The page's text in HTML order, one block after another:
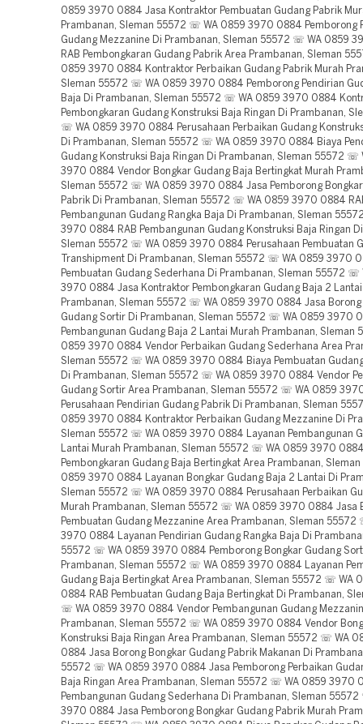
0859 3970 0884 Jasa Kontraktor Pembuatan Gudang Pabrik
Prambanan, Sleman 55572 ☏ WA 0859 3970 0884 Pemborong
Gudang Mezzanine Di Prambanan, Sleman 55572 ☏ WA 0859
RAB Pembongkaran Gudang Pabrik Area Prambanan, Sleman
0859 3970 0884 Kontraktor Perbaikan Gudang Pabrik Murah
Sleman 55572 ☏ WA 0859 3970 0884 Pemborong Pendirian
Baja Di Prambanan, Sleman 55572 ☏ WA 0859 3970 0884
Pembongkaran Gudang Konstruksi Baja Ringan Di Prambanan,
☏ WA 0859 3970 0884 Perusahaan Perbaikan Gudang
Di Prambanan, Sleman 55572 ☏ WA 0859 3970 0884 Biaya
Gudang Konstruksi Baja Ringan Di Prambanan, Sleman 55572 ☏
3970 0884 Vendor Bongkar Gudang Baja Bertingkat Murah
Sleman 55572 ☏ WA 0859 3970 0884 Jasa Pemborong
Pabrik Di Prambanan, Sleman 55572 ☏ WA 0859 3970 0884
Pembangunan Gudang Rangka Baja Di Prambanan, Sleman
3970 0884 RAB Pembangunan Gudang Konstruksi Baja Ringan
Sleman 55572 ☏ WA 0859 3970 0884 Perusahaan Pembuatan
Transhipment Di Prambanan, Sleman 55572 ☏ WA 0859 3970
Pembuatan Gudang Sederhana Di Prambanan, Sleman 55572 ☏
3970 0884 Jasa Kontraktor Pembongkaran Gudang Baja 2 Lantai
Prambanan, Sleman 55572 ☏ WA 0859 3970 0884 Jasa Borong
Gudang Sortir Di Prambanan, Sleman 55572 ☏ WA 0859 3970
Pembangunan Gudang Baja 2 Lantai Murah Prambanan, Sleman
0859 3970 0884 Vendor Perbaikan Gudang Sederhana Area
Sleman 55572 ☏ WA 0859 3970 0884 Biaya Pembuatan
Di Prambanan, Sleman 55572 ☏ WA 0859 3970 0884 Vendor
Gudang Sortir Area Prambanan, Sleman 55572 ☏ WA 0859
Perusahaan Pendirian Gudang Pabrik Di Prambanan, Sleman
0859 3970 0884 Kontraktor Perbaikan Gudang Mezzanine Di
Sleman 55572 ☏ WA 0859 3970 0884 Layanan Pembangunan
Lantai Murah Prambanan, Sleman 55572 ☏ WA 0859 3970
Pembongkaran Gudang Baja Bertingkat Area Prambanan,
0859 3970 0884 Layanan Bongkar Gudang Baja 2 Lantai Di
Sleman 55572 ☏ WA 0859 3970 0884 Perusahaan Perbaikan
Murah Prambanan, Sleman 55572 ☏ WA 0859 3970 0884 Jasa
Pembuatan Gudang Mezzanine Area Prambanan, Sleman
3970 0884 Layanan Pendirian Gudang Rangka Baja Di
55572 ☏ WA 0859 3970 0884 Pemborong Bongkar Gudang
Prambanan, Sleman 55572 ☏ WA 0859 3970 0884 Layanan
Gudang Baja Bertingkat Area Prambanan, Sleman 55572 ☏ WA
0884 RAB Pembuatan Gudang Baja Bertingkat Di Prambanan,
☏ WA 0859 3970 0884 Vendor Pembangunan Gudang
Prambanan, Sleman 55572 ☏ WA 0859 3970 0884 Vendor
Konstruksi Baja Ringan Area Prambanan, Sleman 55572 ☏ WA
0884 Jasa Borong Bongkar Gudang Pabrik Makanan Di
55572 ☏ WA 0859 3970 0884 Jasa Pemborong Perbaikan
Baja Ringan Area Prambanan, Sleman 55572 ☏ WA 0859 3970
Pembangunan Gudang Sederhana Di Prambanan, Sleman
3970 0884 Jasa Pemborong Bongkar Gudang Pabrik Murah